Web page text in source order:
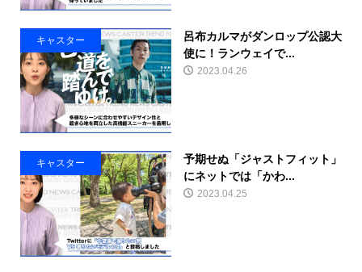
キャスター
呂布カルマがダンロップ公認大
使に！ランウェイで...
2023.04.26
キャスター
予期せぬ「ジャストフィット」
にネットでは「かわ...
2023.04.25